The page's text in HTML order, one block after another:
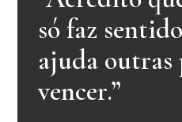
só faz
ajuda outras
vencer.”